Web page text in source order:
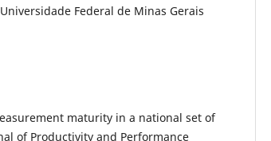
Federal de Minas Gerais
maturity in a national set of
of Productivity and Performance